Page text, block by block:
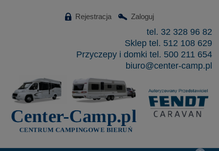
Rejestracja Zaloguj
tel. 32 328 96 82
Sklep tel. 512 108 629
Przyczepy i domki tel. 500 211 654
biuro@center-camp.pl